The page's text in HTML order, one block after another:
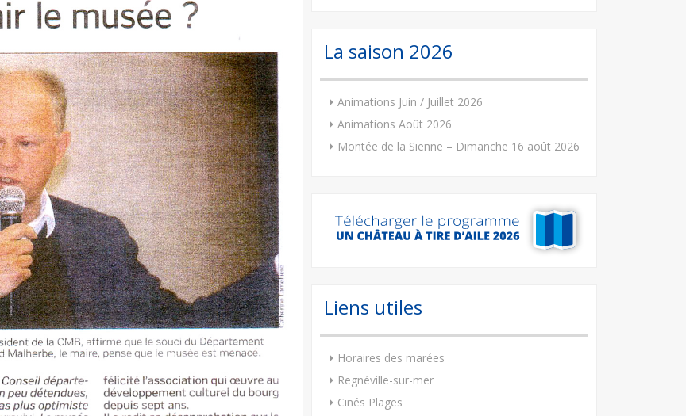
La saison 2026
Animations Juin / Juillet 2026
Animations Août 2026
Montée de la Sienne – Dimanche 16 août 2026
Liens utiles
Horaires des marées
Regnéville-sur-mer
Cinés Plages